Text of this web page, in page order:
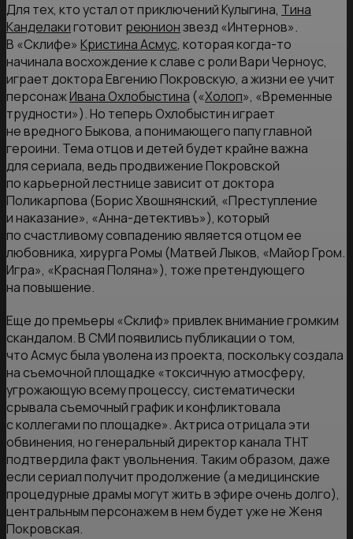
Для тех, кто устал от приключений Кулыгина, Тина
Канделакиготовит реюнионзвезд «Интернов».
В «Склифе» Кристина Асмус, которая когда-то
начинала восхождение к славе с роли Вари Черноус,
играет доктора Евгению Покровскую, а жизни ее учит
персонажИвана Охлобыстина («Холоп», «Временные
трудности»). Но теперь Охлобыстин играет
не вредного Быкова, а понимающего папу главной
героини. Тема отцов и детей будет крайне важна
для сериала, ведь продвижение Покровской
по карьерной лестнице зависит от доктора
Поликарпова (Борис Хвошнянский, «Преступление
и наказание», «Анна-детективъ»), который
по счастливому совпадению является отцом ее
любовника, хирурга Ромы (Матвей Лыков, «Майор Гром.
Игра», «Красная Поляна»), тоже претендующего
на повышение.
Еще до премьеры «Склиф» привлек внимание громким
скандалом. В СМИ появились публикации о том,
что Асмус была уволена из проекта, поскольку создала
на съемочной площадке «токсичную атмосферу,
угрожающую всему процессу, систематически
срывала съемочный график и конфликтовала
с коллегами по площадке». Актриса отрицала эти
обвинения, но генеральный директор канала ТНТ
подтвердила факт увольнения. Таким образом, даже
если сериал получит продолжение (а медицинские
процедурные драмы могут жить в эфире очень долго),
центральным персонажем в нем будет уже не Женя
Покровская.